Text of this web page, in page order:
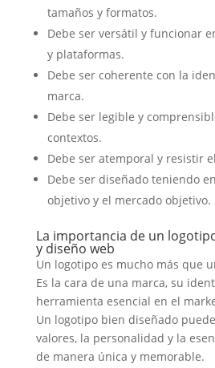
tamaños y formatos.
Debe ser versátil y funcionar
y plataformas.
Debe ser coherente con la
marca.
Debe ser legible y
contextos.
Debe ser atemporal y resistir
Debe ser diseñado teniendo
objetivo y el mercado objetivo.
La importancia de un
y diseño web
Un logotipo es mucho más que
Es la cara de una marca, su
herramienta esencial en el
Un logotipo bien diseñado
valores, la personalidad y la
de manera única y memorable.